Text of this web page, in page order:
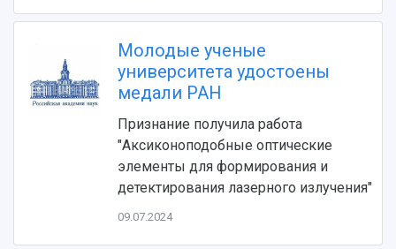
Молодые ученые
университета удостоены
медали РАН
Признание получила работа
"Аксиконоподобные оптические
элементы для формирования и
детектирования лазерного излучения"
09.07.2024